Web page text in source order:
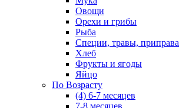
Овощи
Орехи и грибы
Рыба
Специи, травы, приправа
Хлеб
Фрукты и ягоды
Яйцо
По Возрасту
(4) 6-7 месяцев
7-8 месяцев